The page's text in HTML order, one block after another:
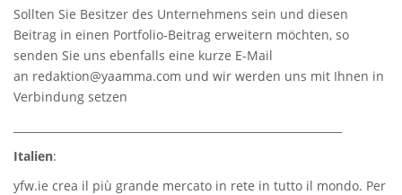
Sollten Sie Besitzer des Unternehmens sein und diesen
Beitrag in einen Portfolio-Beitrag erweitern möchten, so
senden Sie uns ebenfalls eine kurze E-Mail
an redaktion@yaamma.com und wir werden uns mit Ihnen in
Verbindung setzen
Italien:
yfw.ie crea il più grande mercato in rete in tutto il mondo. Per